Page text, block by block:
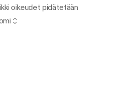
oikeudet pidätetään